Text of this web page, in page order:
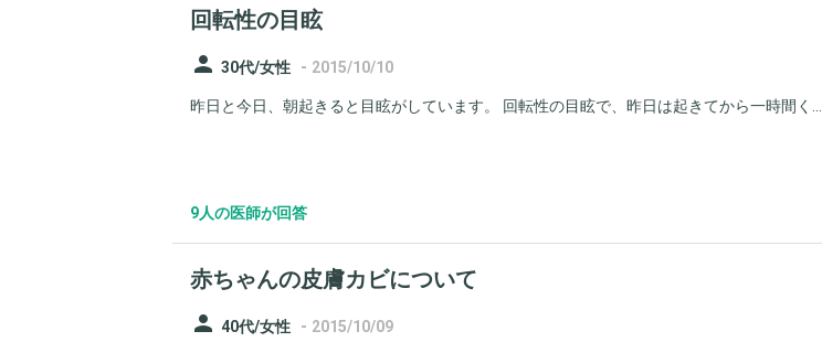
回転性の目眩
person 30代/女性 - 2015/10/10
昨日と今日、朝起きると目眩がしています。 回転性の目眩で、昨日は起きてから一時間く...
9人の医師が回答
赤ちゃんの皮膚カビについて
person 40代/女性 - 2015/10/09